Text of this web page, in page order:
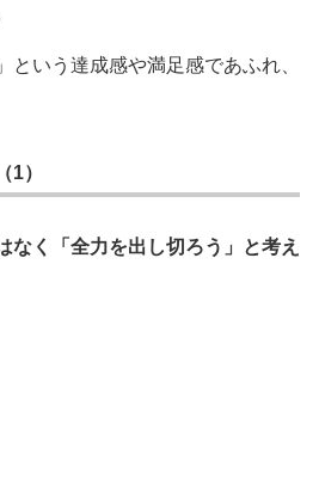
という達成感や満足感であふれ、
1）
なく「全力を出し切ろう」と考え